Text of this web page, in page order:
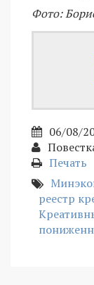
Фото:
06/08/
Печать
реестр